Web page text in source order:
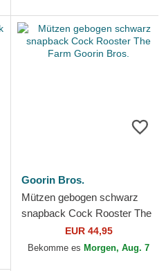
Goorin Bros.
Mützen gebogen schwarz
snapback Cock Rooster The
Farm Goorin Bros.
EUR 44,95
Bekomme es Morgen, Aug. 7